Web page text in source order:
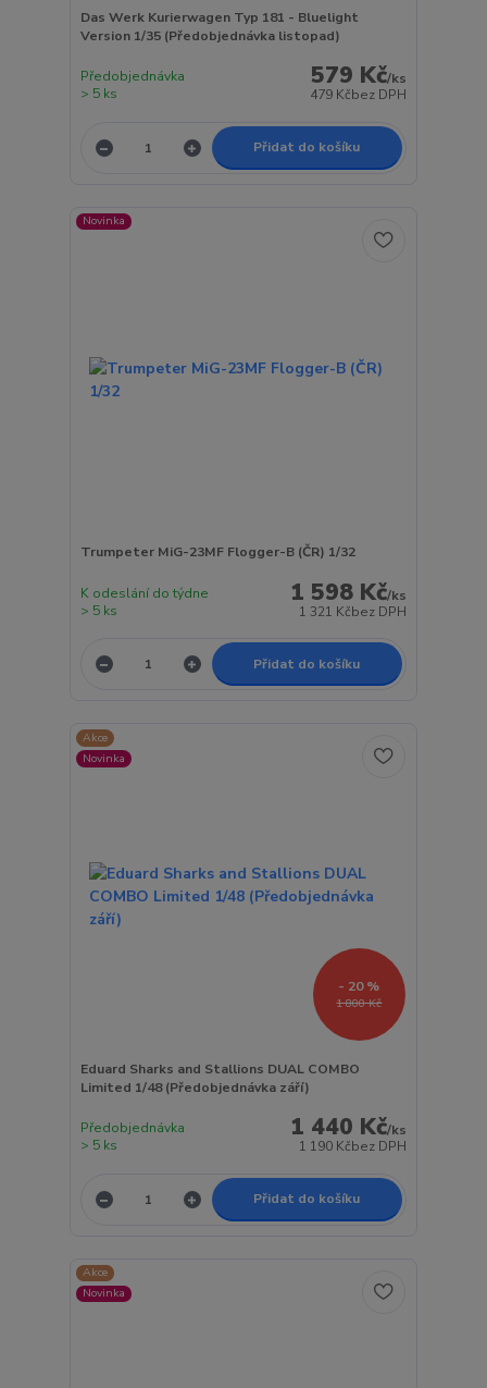
Das Werk Kurierwagen Typ 181 - Bluelight
Version 1/35 (Předobjednávka listopad)
579 Kč/ks
479 Kčbez DPH
Předobjednávka
> 5 ks
Přidat do košíku
Novinka
Trumpeter MiG-23MF Flogger-B (ČR) 1/32
1 598 Kč/ks
1 321 Kčbez DPH
K odeslání do týdne
> 5 ks
Přidat do košíku
Akce
Novinka
1 800 Kč
- 20 %
Eduard Sharks and Stallions DUAL COMBO
Limited 1/48 (Předobjednávka září)
1 440 Kč/ks
1 190 Kčbez DPH
Předobjednávka
> 5 ks
Přidat do košíku
Akce
Novinka